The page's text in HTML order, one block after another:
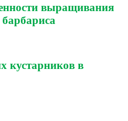
выращивания
кустарников в